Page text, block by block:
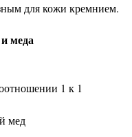
для кожи кремнием.
меда
и 1 к 1
мед